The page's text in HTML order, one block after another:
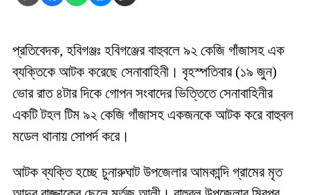
প্রতিবেদক, হবিগঞ্জঃ হবিগঞ্জের বাহুবলে ৯২ কেজি গাঁজাসহ এক
ব্যক্তিকে আটক করেছে সেনাবাহিনী। বৃহস্পতিবার (১৯ জুন)
ভোর রাত ৪টার দিকে গোপন সংবাদের ভিত্তিতে সেনাবাহিনীর
একটি টহল টিম ৯২ কেজি গাঁজাসহ একজনকে আটক করে বাহুবল
মডেল থানায় সোপর্দ করে।
আটক ব্যক্তি হচ্ছে চুনারুঘাট উপজেলার আমকান্দি গ্রামের মৃত